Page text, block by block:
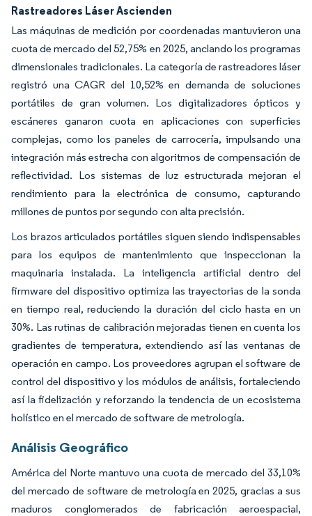
Rastreadores Láser Ascienden
Las máquinas de medición por coordenadas mantuvieron una
cuota de mercado del 52,75% en 2025, anclando los programas
dimensionales tradicionales. La categoría de rastreadores láser
registró una CAGR del 10,52% en demanda de soluciones
portátiles de gran volumen. Los digitalizadores ópticos y
escáneres ganaron cuota en aplicaciones con superficies
complejas, como los paneles de carrocería, impulsando una
integración más estrecha con algoritmos de compensación de
reflectividad. Los sistemas de luz estructurada mejoran el
rendimiento para la electrónica de consumo, capturando
millones de puntos por segundo con alta precisión.
Los brazos articulados portátiles siguen siendo indispensables
para los equipos de mantenimiento que inspeccionan la
maquinaria instalada. La inteligencia artificial dentro del
firmware del dispositivo optimiza las trayectorias de la sonda
en tiempo real, reduciendo la duración del ciclo hasta en un
30%. Las rutinas de calibración mejoradas tienen en cuenta los
gradientes de temperatura, extendiendo así las ventanas de
operación en campo. Los proveedores agrupan el software de
control del dispositivo y los módulos de análisis, fortaleciendo
así la fidelización y reforzando la tendencia de un ecosistema
holístico en el mercado de software de metrología.
Análisis Geográfico
América del Norte mantuvo una cuota de mercado del 33,10%
del mercado de software de metrología en 2025, gracias a sus
maduros conglomerados de fabricación aeroespacial,